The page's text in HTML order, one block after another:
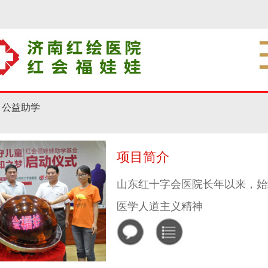
公益助学
项目简介
山东红十字会医院长年以来，
医学人道主义精神